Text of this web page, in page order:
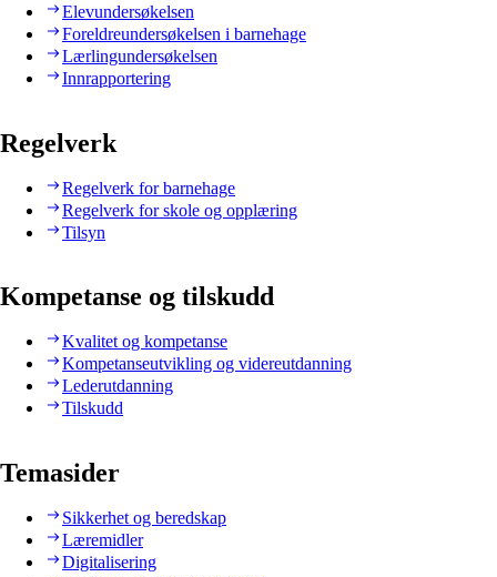
Elevundersøkelsen
Foreldreundersøkelsen i barnehage
Lærlingundersøkelsen
Innrapportering
Regelverk
Regelverk for barnehage
Regelverk for skole og opplæring
Tilsyn
Kompetanse og tilskudd
Kvalitet og kompetanse
Kompetanseutvikling og videreutdanning
Lederutdanning
Tilskudd
Temasider
Sikkerhet og beredskap
Læremidler
Digitalisering